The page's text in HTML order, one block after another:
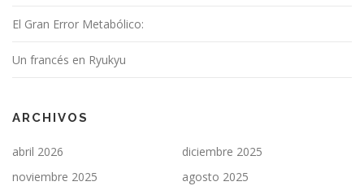
El Gran Error Metabólico:
Un francés en Ryukyu
ARCHIVOS
abril 2026
diciembre 2025
noviembre 2025
agosto 2025